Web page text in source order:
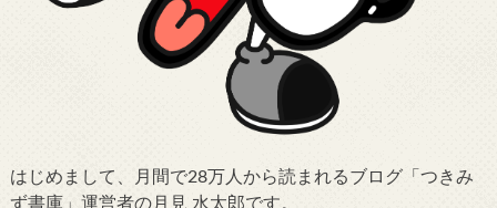
はじめまして、月間で28万人から読まれるブログ「つきみ
ず書庫」運営者の月見 水太郎です。